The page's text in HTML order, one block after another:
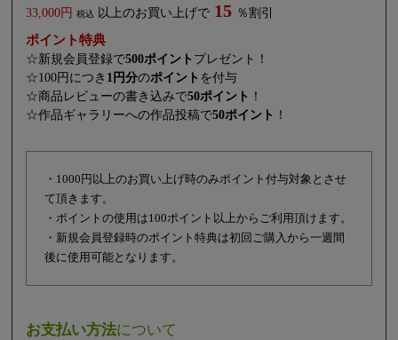
33,000円
税込 以上のお買い上げで 15 ％割引
ポイント特典
☆新規会員登録で500ポイント プレゼント！
☆100円につき 1円分のポイント を付与
☆商品レビューの書き込みで50ポイント ！
☆作品ギャラリーへの作品投稿で50ポイント ！
・1000円以上のお買い上げ時のみポイント付与対象とさせ
て頂きます。
・ポイントの使用は100ポイント以上からご利用頂けます。
・新規会員登録時のポイント特典は初回ご購入から一週間
後に使用可能となります。
お支払い方法について